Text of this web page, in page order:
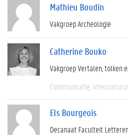
Mathieu Boudin
Vakgroep Archeologie
Catherine Bouko
Vakgroep Vertalen, tolken
Communicatie
Els Bourgeois
Decanaat Faculteit